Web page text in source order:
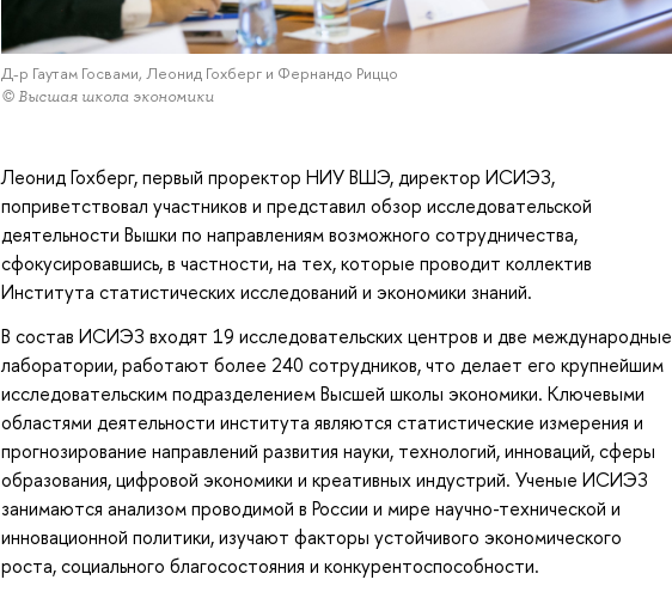
Д-р Гаутам Госвами, Леонид Гохберг и Фернандо Риццо
© Высшая школа экономики
Леонид Гохберг, первый проректор НИУ ВШЭ, директор ИСИЭЗ,
поприветствовал участников и представил обзор исследовательской
деятельности Вышки по направлениям возможного сотрудничества,
сфокусировавшись, в частности, на тех, которые проводит коллектив
Института статистических исследований и экономики знаний.
В состав ИСИЭЗ входят 19 исследовательских центров и две международные
лаборатории, работают более 240 сотрудников, что делает его крупнейшим
исследовательским подразделением Высшей школы экономики. Ключевыми
областями деятельности института являются статистические измерения и
прогнозирование направлений развития науки, технологий, инноваций, сферы
образования, цифровой экономики и креативных индустрий. Ученые ИСИЭЗ
занимаются анализом проводимой в России и мире научно-технической и
инновационной политики, изучают факторы устойчивого экономического
роста, социального благосостояния и конкурентоспособности.